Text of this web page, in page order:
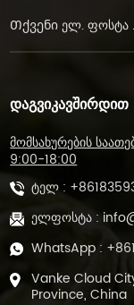
ᲓᲐᲒᲕᲘᲙᲐᲕᲨᲘᲠᲓᲘᲗ
მომსახურების
9:00-18:00
ტელ :
ელფოსტა :
WhatsApp :
Vanke Cloud
Province, China